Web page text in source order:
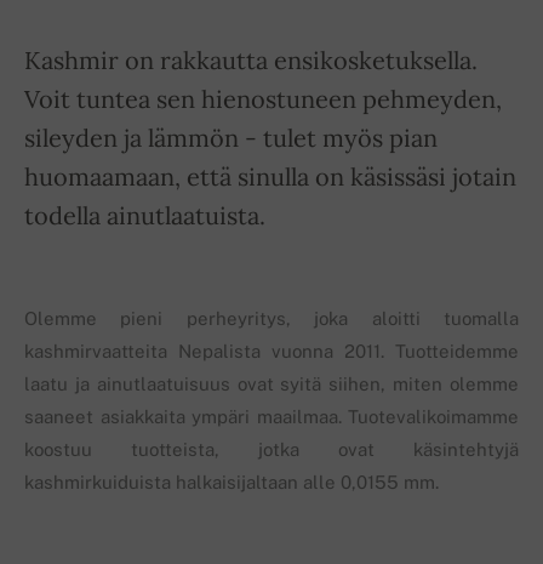
Kashmir on rakkautta ensikosketuksella.
Voit tuntea sen hienostuneen pehmeyden,
sileyden ja lämmön - tulet myös pian
huomaamaan, että sinulla on käsissäsi jotain
todella ainutlaatuista.
Olemme pieni perheyritys, joka aloitti tuomalla
kashmirvaatteita Nepalista vuonna 2011. Tuotteidemme
laatu ja ainutlaatuisuus ovat syitä siihen, miten olemme
saaneet asiakkaita ympäri maailmaa. Tuotevalikoimamme
koostuu tuotteista, jotka ovat käsintehtyjä
kashmirkuiduista halkaisijaltaan alle 0,0155 mm.